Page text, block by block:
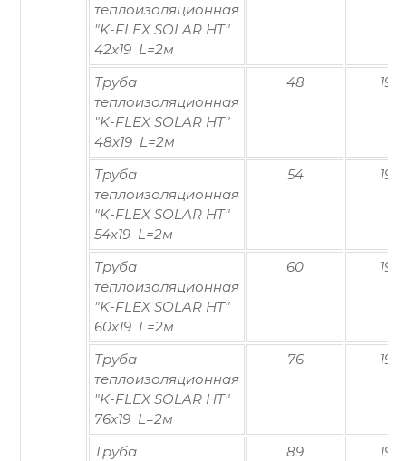
теплоизоляционная
"K-FLEX SOLAR HT"
42х19 L=2м
Труба
теплоизоляционная
"K-FLEX SOLAR HT"
48х19 L=2м
48 19
Труба
теплоизоляционная
"K-FLEX SOLAR HT"
54х19 L=2м
54 19
Труба
теплоизоляционная
"K-FLEX SOLAR HT"
60х19 L=2м
60 19
Труба
теплоизоляционная
"K-FLEX SOLAR HT"
76х19 L=2м
76 19
Труба
89 19